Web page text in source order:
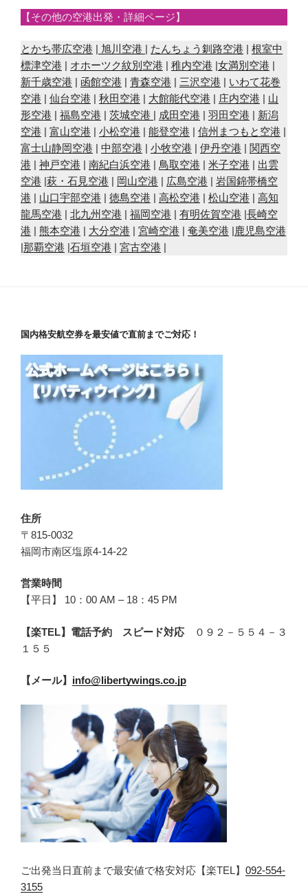
【その他の空港出発・詳細ページ】
とかち帯広空港 | 旭川空港 | たんちょう釧路空港 | 根室中
標津空港 | オホーツク紋別空港 | 稚内空港 |女満別空港 |
新千歳空港 | 函館空港 | 青森空港 | 三沢空港 | いわて花巻
空港 | 仙台空港 | 秋田空港 | 大館能代空港 | 庄内空港 | 山
形空港 | 福島空港 | 茨城空港 | 成田空港 | 羽田空港 | 新潟
空港 | 富山空港 | 小松空港 | 能登空港 | 信州まつもと空港 |
富士山静岡空港 | 中部空港 | 小牧空港 | 伊丹空港 | 関西空
港 | 神戸空港 | 南紀白浜空港 | 鳥取空港 | 米子空港 | 出雲
空港 |萩・石見空港 | 岡山空港 | 広島空港 | 岩国錦帯橋空
港 | 山口宇部空港 | 徳島空港 | 高松空港 | 松山空港 | 高知
龍馬空港 | 北九州空港 | 福岡空港 | 有明佐賀空港 |長崎空
港 | 熊本空港 | 大分空港 | 宮崎空港 | 奄美空港 |鹿児島空港
|那覇空港 |石垣空港 | 宮古空港 |
国内格安航空券を最安値で直前までご対応！
住所
〒815-0032
福岡市南区塩原4-14-22
営業時間
【平日】 10：00 AM – 18：45 PM
【楽TEL】電話予約 スピード対応
０９２－５５４－３
１５５
【メール】 info@libertywings.co.jp
ご出発当日直前まで最安値で格安対応【楽TEL】 092-554-
3155